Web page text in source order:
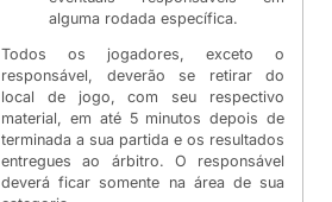
alguma rodada específica.
Todos os jogadores, exceto o
responsável, deverão se retirar do
local de jogo, com seu respectivo
material, em até 5 minutos depois de
terminada a sua partida e os resultados
entregues ao árbitro. O responsável
deverá ficar somente na área de sua